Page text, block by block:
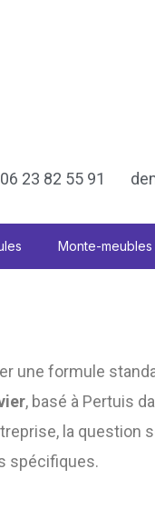
06 23 82 55 91
Monte-
une formule
, basé à Pertuis
la question
spécifiques.